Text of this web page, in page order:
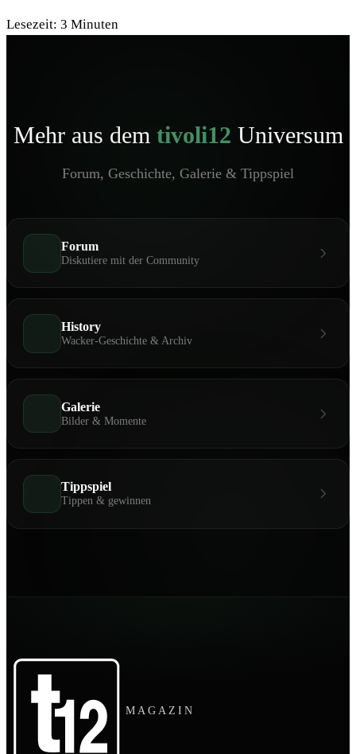
Lesezeit: 3 Minuten
Mehr aus dem tivoli12 Universum
Forum, Geschichte, Galerie & Tippspiel
Forum
Diskutiere mit der Community
History
Wacker-Geschichte & Archiv
Galerie
Bilder & Momente
Tippspiel
Tippen & gewinnen
MAGAZIN